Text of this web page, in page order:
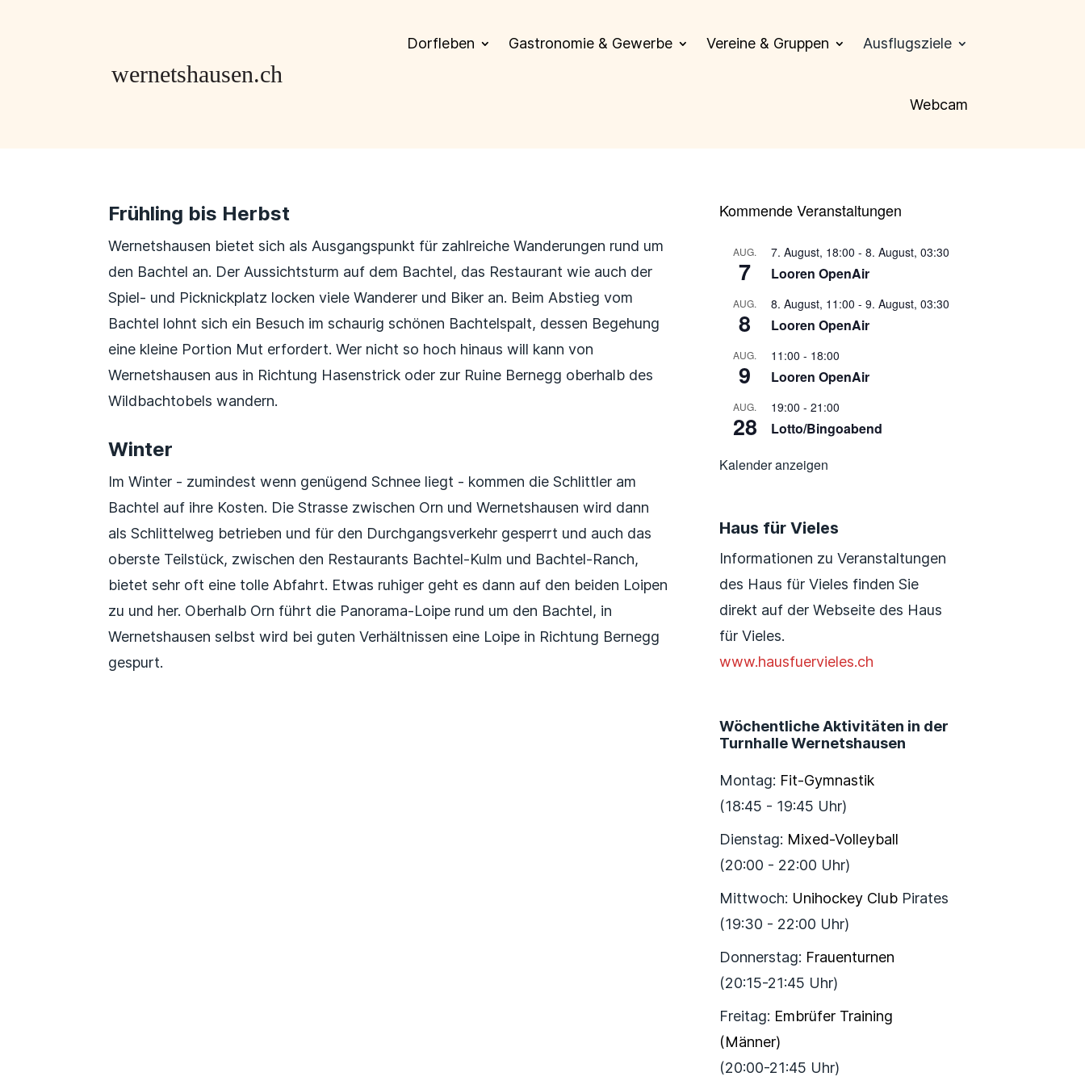
Dorfleben Gastronomie & Gewerbe Vereine & Gruppen Ausflugsziele
Webcam
Frühling bis Herbst
Wernetshausen bietet sich als Ausgangspunkt für zahlreiche Wanderungen rund um
den Bachtel an. Der Aussichtsturm auf dem Bachtel, das Restaurant wie auch der
Spiel- und Picknickplatz locken viele Wanderer und Biker an. Beim Abstieg vom
Bachtel lohnt sich ein Besuch im schaurig schönen Bachtelspalt, dessen Begehung
eine kleine Portion Mut erfordert. Wer nicht so hoch hinaus will kann von
Wernetshausen aus in Richtung Hasenstrick oder zur Ruine Bernegg oberhalb des
Wildbachtobels wandern.
Winter
Im Winter - zumindest wenn genügend Schnee liegt - kommen die Schlittler am
Bachtel auf ihre Kosten. Die Strasse zwischen Orn und Wernetshausen wird dann
als Schlittelweg betrieben und für den Durchgangsverkehr gesperrt und auch das
oberste Teilstück, zwischen den Restaurants Bachtel-Kulm und Bachtel-Ranch,
bietet sehr oft eine tolle Abfahrt. Etwas ruhiger geht es dann auf den beiden Loipen
zu und her. Oberhalb Orn führt die Panorama-Loipe rund um den Bachtel, in
Wernetshausen selbst wird bei guten Verhältnissen eine Loipe in Richtung Bernegg
gespurt.
Kommende Veranstaltungen
AUG.
7
7. August, 18:00 - 8. August, 03:30
Looren OpenAir
AUG.
8
8. August, 11:00 - 9. August, 03:30
Looren OpenAir
AUG.
9
11:00 - 18:00
Looren OpenAir
AUG.
28
19:00 - 21:00
Lotto/Bingoabend
Kalender anzeigen
Haus für Vieles
Informationen zu Veranstaltungen
des Haus für Vieles finden Sie
direkt auf der Webseite des Haus
für Vieles.
www.hausfuervieles.ch
Wöchentliche Aktivitäten in der
Turnhalle Wernetshausen
Montag: Fit-Gymnastik
(18:45 - 19:45 Uhr)
Dienstag: Mixed-Volleyball
(20:00 - 22:00 Uhr)
Mittwoch: Unihockey ClubPirates
(19:30 - 22:00 Uhr)
Donnerstag: Frauenturnen
(20:15-21:45 Uhr)
Freitag: Embrüfer Training
(Männer)
(20:00-21:45 Uhr)